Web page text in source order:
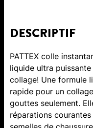
DESCRIPTIF
PATTEX colle
liquide ultra
collage! Une formule
rapide pour un
gouttes seulement.
réparations